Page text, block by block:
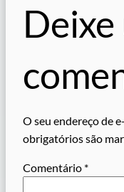
Deixe
O seu endereço de
obrigatórios são
Comentário *